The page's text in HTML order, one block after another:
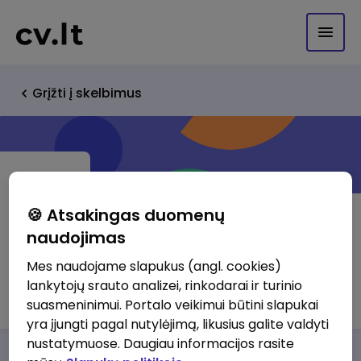
Grįžti į skelbimus
Liregus UAB
http://www.liregus.lt
🍪 Atsakingas duomenų
naudojimas
Mes naudojame slapukus (angl. cookies)
lankytojų srauto analizei, rinkodarai ir turinio
suasmeninimui. Portalo veikimui būtini slapukai
yra įjungti pagal nutylėjimą, likusius galite valdyti
nustatymuose. Daugiau informacijos rasite